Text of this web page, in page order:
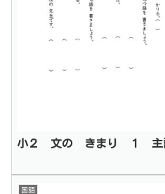
小２ 文の きまり １ 主
国語